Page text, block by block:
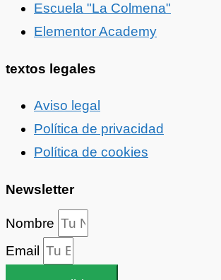
Escuela "La Colmena"
Elementor Academy
textos legales
Aviso legal
Política de privacidad
Política de cookies
Newsletter
Nombre
Email